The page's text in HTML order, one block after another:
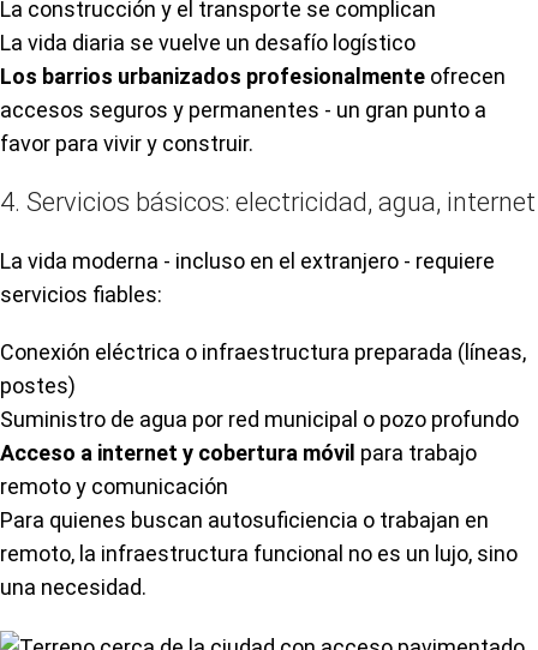
La construcción y el transporte se complican
La vida diaria se vuelve un desafío logístico
Los barrios urbanizados profesionalmente ofrecen
accesos seguros y permanentes - un gran punto a
favor para vivir y construir.
4. Servicios básicos: electricidad, agua, internet
La vida moderna - incluso en el extranjero - requiere
servicios fiables:
Conexión eléctrica o infraestructura preparada (líneas,
postes)
Suministro de agua por red municipal o pozo profundo
Acceso a internet y cobertura móvil para trabajo
remoto y comunicación
Para quienes buscan autosuficiencia o trabajan en
remoto, la infraestructura funcional no es un lujo, sino
una necesidad.